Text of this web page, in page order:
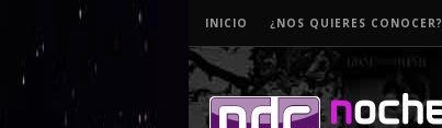
INICIO ¿NOS QUIERES CONOCER?